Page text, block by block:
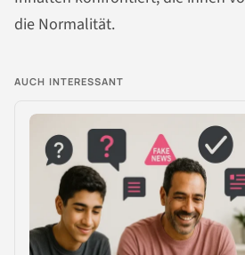
die Normalität.
AUCH INTERESSANT